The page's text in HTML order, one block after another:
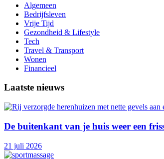
Algemeen
Bedrijfsleven
Vrije Tijd
Gezondheid & Lifestyle
Tech
Travel & Transport
Wonen
Financieel
Laatste nieuws
De buitenkant van je huis weer een
21 juli 2026